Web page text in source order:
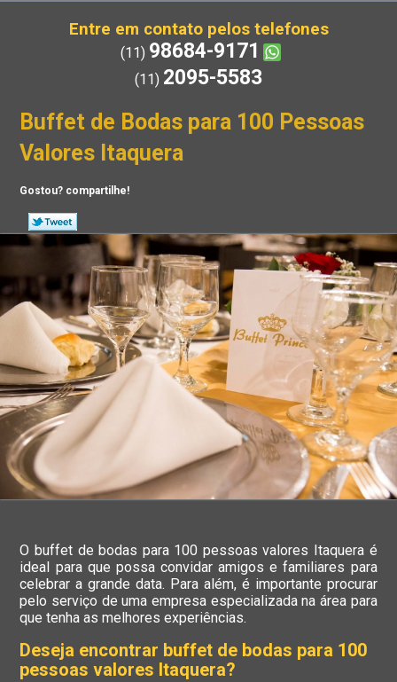
Entre em contato pelos telefones
(11) 98684-9171
(11) 2095-5583
Buffet de Bodas para 100 Pessoas
Valores Itaquera
Gostou? compartilhe!
O buffet de bodas para 100 pessoas valores Itaquera é
ideal para que possa convidar amigos e familiares para
celebrar a grande data. Para além, é importante procurar
pelo serviço de uma empresa especializada na área para
que tenha as melhores experiências.
Deseja encontrar buffet de bodas para 100
pessoas valores Itaquera?